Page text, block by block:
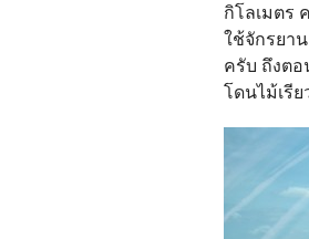
กิโลเมตร
ใช้จักรยา
ครับ ถึงต
โดนไม้เรี